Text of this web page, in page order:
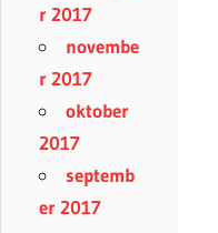
r 2017
novembe
r 2017
oktober
2017
septemb
er 2017